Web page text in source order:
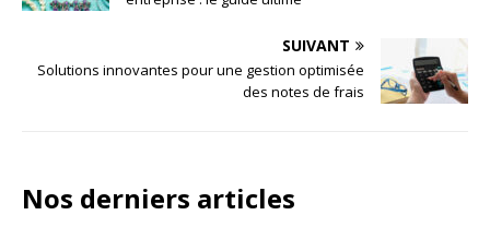
SUIVANT
Solutions innovantes pour une gestion optimisée
des notes de frais
Nos derniers articles